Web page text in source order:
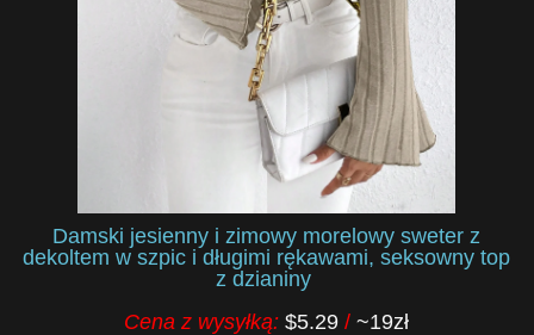
Damski jesienny i zimowy morelowy sweter z
dekoltem w szpic i długimi rękawami, seksowny top
z dzianiny
Cena z wysyłką:$5.29/~19zł